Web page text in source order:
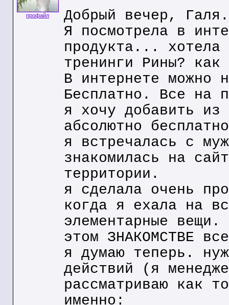
профайл
Добрый вечер, Галя.
Я посмотрела в
продукта... хотела
тренинги Рины? как
В интернете можно
Бесплатно. Все на
я хочу добавить из
абсолютно
я встречалась с
знакомилась на
территории.
я сделала очень
когда я ехала на
элементарные
этом ЗНАКОМСТВЕ
я думаю теперь.
действий (я
рассматриваю как
именно: